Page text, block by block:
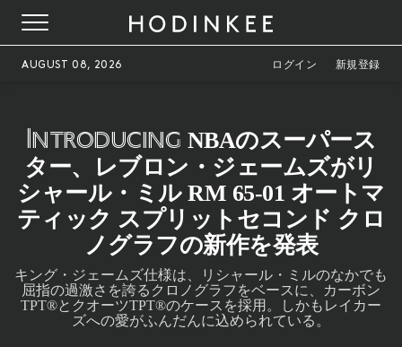
AUGUST 08, 2026 ログイン 新規登録
Introducing NBAのスーパース
ター、レブロン・ジェームズがリ
シャール・ミル RM 65-01 オートマ
ティック スプリットセコンド クロ
ノグラフの新作を発表
キング・ジェームズ仕様は、リシャール・ミルのなかでも
屈指の過激さを誇るクロノグラフをベースに、カーボン
TPT®とクオーツTPT®のケースを採用。しかもレイカー
ズへの愛がふんだんに込められている。